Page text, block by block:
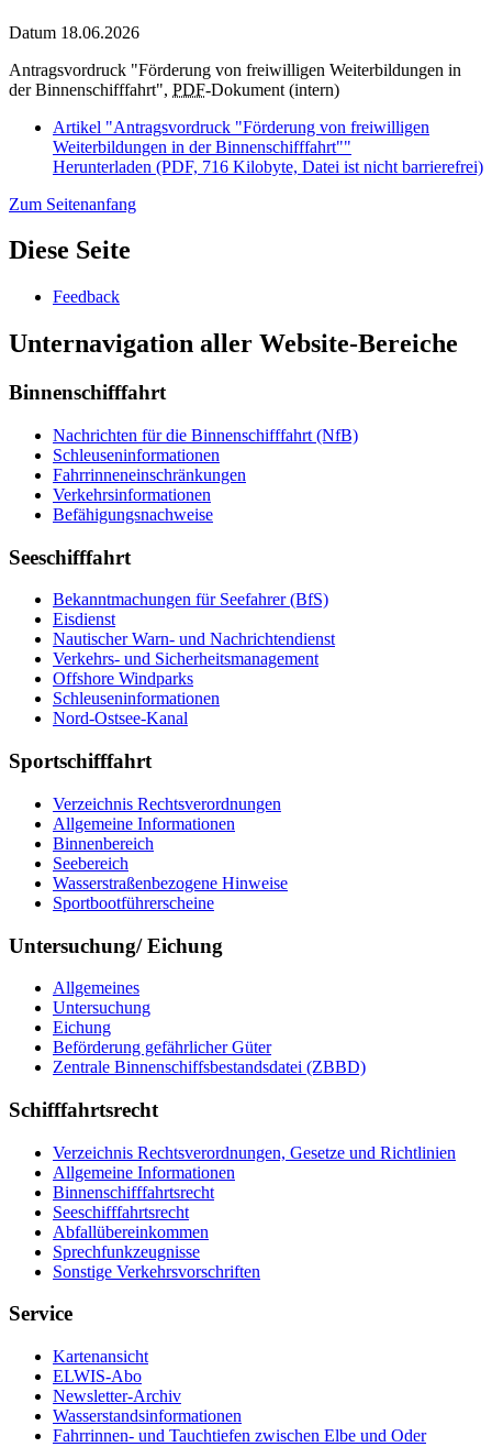
Datum 18.06.2026
Antragsvordruck "Förderung von freiwilligen Weiterbildungen in
der Binnenschifffahrt", PDF-Dokument (intern)
Artikel "Antragsvordruck "Förderung von freiwilligen
Weiterbildungen in der Binnenschifffahrt""
Herunterladen (PDF, 716 Kilobyte, Datei ist nicht barrierefrei)
Zum Seitenanfang
Diese Seite
Feedback
Unternavigation aller Website-Bereiche
Binnenschifffahrt
Nachrichten für die Binnenschifffahrt (NfB)
Schleuseninformationen
Fahrrinneneinschränkungen
Verkehrsinformationen
Befähigungsnachweise
Seeschifffahrt
Bekanntmachungen für Seefahrer (BfS)
Eisdienst
Nautischer Warn- und Nachrichtendienst
Verkehrs- und Sicherheitsmanagement
Offshore Windparks
Schleuseninformationen
Nord-Ostsee-Kanal
Sportschifffahrt
Verzeichnis Rechtsverordnungen
Allgemeine Informationen
Binnenbereich
Seebereich
Wasserstraßenbezogene Hinweise
Sportbootführerscheine
Untersuchung/ Eichung
Allgemeines
Untersuchung
Eichung
Beförderung gefährlicher Güter
Zentrale Binnenschiffsbestandsdatei (ZBBD)
Schifffahrtsrecht
Verzeichnis Rechtsverordnungen, Gesetze und Richtlinien
Allgemeine Informationen
Binnenschifffahrtsrecht
Seeschifffahrtsrecht
Abfallübereinkommen
Sprechfunkzeugnisse
Sonstige Verkehrsvorschriften
Service
Kartenansicht
ELWIS-Abo
Newsletter-Archiv
Wasserstandsinformationen
Fahrrinnen- und Tauchtiefen zwischen Elbe und Oder